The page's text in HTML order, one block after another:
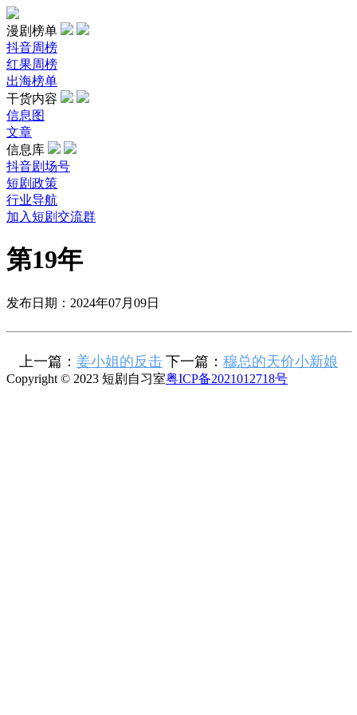
漫剧榜单
抖音周榜
红果周榜
出海榜单
干货内容
信息图
文章
信息库
抖音剧场号
短剧政策
行业导航
加入短剧交流群
第19年
发布日期：2024年07月09日
上一篇： 姜小姐的反击 下一篇： 穆总的天价小新娘
Copyright © 2023 短剧自习室粤ICP备2021012718号